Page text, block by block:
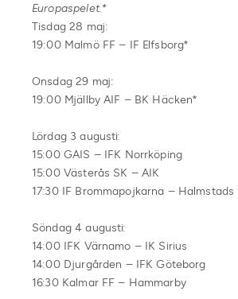
Europaspelet.*
Tisdag 28 maj:
19:00 Malmö FF – IF Elfsborg*
Onsdag 29 maj:
19:00 Mjällby AIF – BK Häcken*
Lördag 3 augusti:
15:00 GAIS – IFK Norrköping
15:00 Västerås SK – AIK
17:30 IF Brommapojkarna – Halmstads
Söndag 4 augusti:
14:00 IFK Värnamo – IK Sirius
14:00 Djurgården – IFK Göteborg
16:30 Kalmar FF – Hammarby